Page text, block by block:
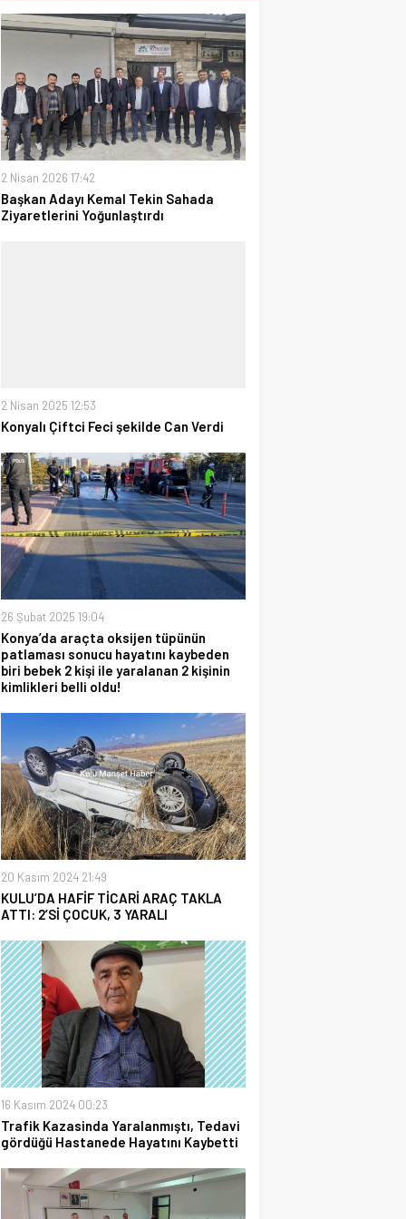
2 Nisan 2026 17:42
Başkan Adayı Kemal Tekin Sahada
Ziyaretlerini Yoğunlaştırdı
2 Nisan 2025 12:53
Konyalı Çiftci Feci şekilde Can Verdi
26 Şubat 2025 19:04
Konya’da araçta oksijen tüpünün
patlaması sonucu hayatını kaybeden
biri bebek 2 kişi ile yaralanan 2 kişinin
kimlikleri belli oldu!
20 Kasım 2024 21:49
KULU’DA HAFİF TİCARİ ARAÇ TAKLA
ATTI: 2’Sİ ÇOCUK, 3 YARALI
16 Kasım 2024 00:23
Trafik Kazasinda Yaralanmıştı, Tedavi
gördüğü Hastanede Hayatını Kaybetti